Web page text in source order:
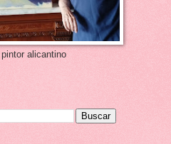
alicantino